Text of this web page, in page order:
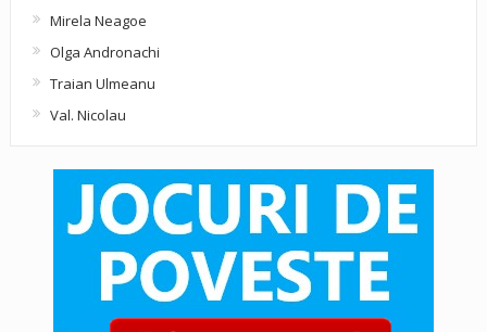
Mirela Neagoe
Olga Andronachi
Traian Ulmeanu
Val. Nicolau